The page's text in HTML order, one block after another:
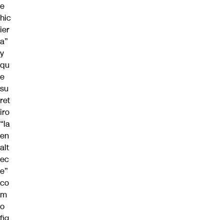
e
hic
ier
a”
y
qu
e
su
ret
iro
“la
en
alt
ec
e”
co
m
o